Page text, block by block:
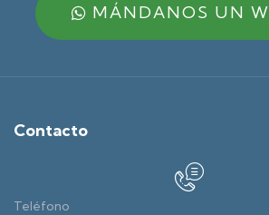
MÁNDANOS UN
Contacto
Teléfono